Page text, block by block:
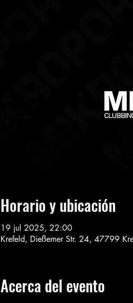
Horario y ubicación
19 jul 2025, 22:00
Krefeld, Dießemer Str. 24, 47799
Acerca del evento